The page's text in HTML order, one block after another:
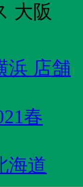
大阪
浜 店舗
春
海道